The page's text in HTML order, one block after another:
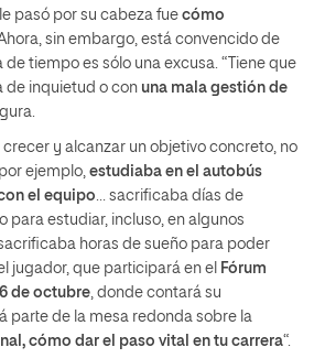
pasó por su cabeza fue cómo
Ahora, sin embargo, está convencido de
tiempo es sólo una excusa. “Tiene que
de inquietud o con una mala gestión de
crecer y alcanzar un objetivo concreto, no
ejemplo, estudiaba en el autobús
el equipo … sacrificaba días de
para estudiar, incluso, en algunos
horas de sueño para poder
jugador, que participará en el Fórum
de octubre , donde contará su
parte de la mesa redonda sobre la
cómo dar el paso vital en tu carrera“.